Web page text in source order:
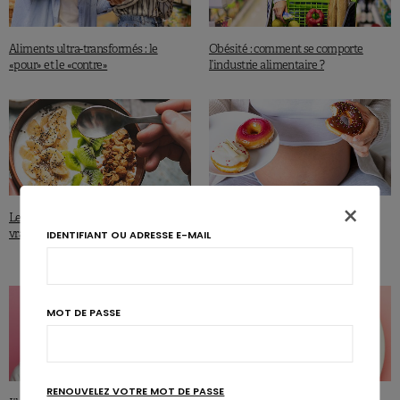
Aliments ultra-transformés : le
«pour» et le «contre»
Obésité : comment se comporte
l’industrie alimentaire ?
Les fibres alimentaires font-elles
vraiment perdre du poids ?
Aliments ultra-transformés chez la
maman, obésité chez l’enfant?
×
IDENTIFIANT OU ADRESSE E-MAIL
MOT DE PASSE
RENOUVELEZ VOTRE MOT DE PASSE